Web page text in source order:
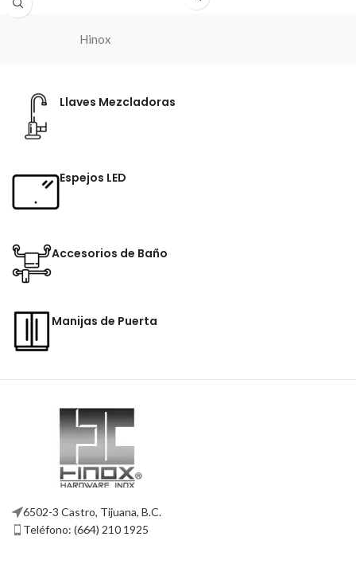
Hinox
Llaves Mezcladoras
Espejos LED
Accesorios de Baño
Manijas de Puerta
6502-3 Castro, Tijuana, B.C.
Teléfono: (664) 210 1925